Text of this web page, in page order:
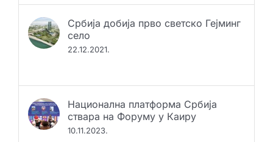
Србија добија прво светско Гејминг
село
Национална платформа Србија
ствара на Форуму у Каиру